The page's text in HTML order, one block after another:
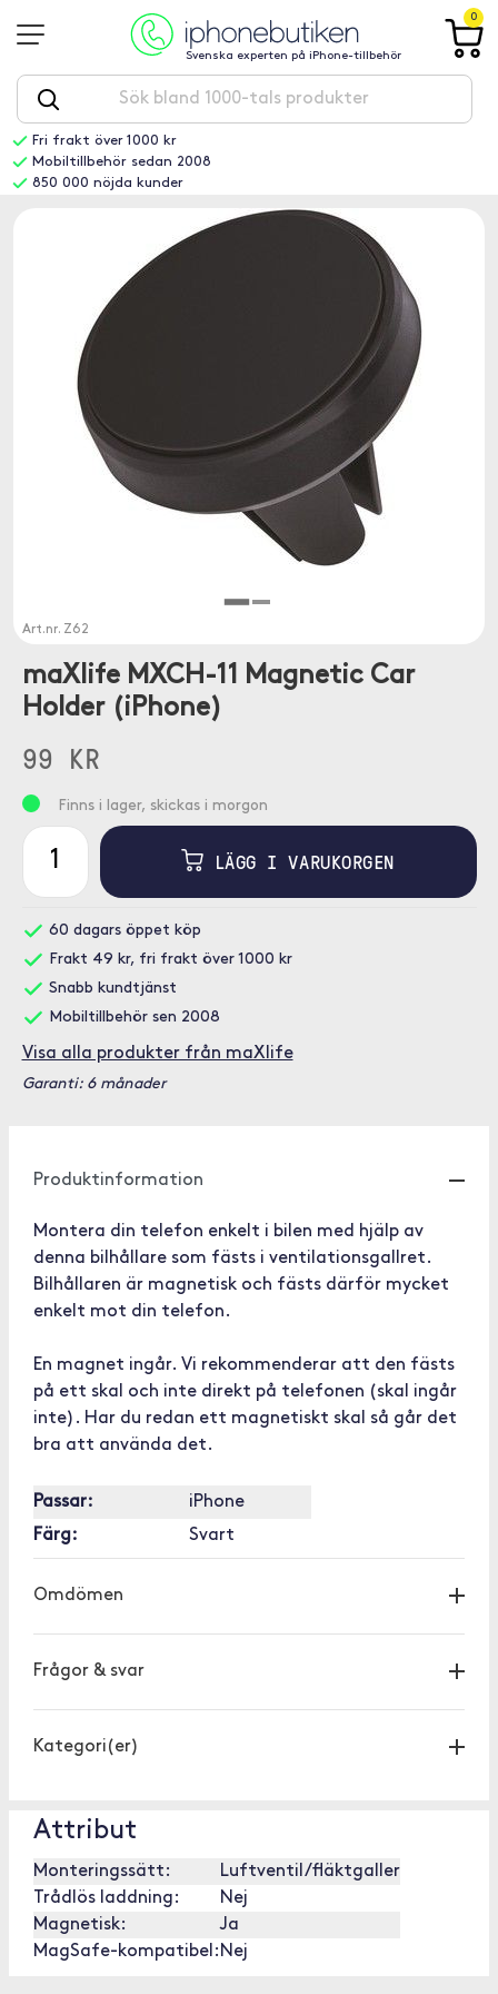
Svenska experten på iPhone-tillbehör
0
Fri frakt över 1000 kr
Mobiltillbehör sedan 2008
850 000 nöjda kunder
Art.nr. Z62
maXlife MXCH-11 Magnetic Car
Holder (iPhone)
99 KR
Finns i lager, skickas i morgon
LÄGG I VARUKORGEN
60 dagars öppet köp
Frakt 49 kr, fri frakt över 1000 kr
Snabb kundtjänst
Mobiltillbehör sen 2008
Visa alla produkter från maXlife
Garanti: 6 månader
Produktinformation
Montera din telefon enkelt i bilen med hjälp av
denna bilhållare som fästs i ventilationsgallret.
Bilhållaren är magnetisk och fästs därför mycket
enkelt mot din telefon.
En magnet ingår. Vi rekommenderar att den fästs
på ett skal och inte direkt på telefonen (skal ingår
inte). Har du redan ett magnetiskt skal så går det
bra att använda det.
Passar:
iPhone
Färg:
Svart
Omdömen
Frågor & svar
Kategori(er)
Attribut
Monteringssätt:
Luftventil/fläktgaller
Trådlös laddning:
Nej
Magnetisk:
Ja
MagSafe-kompatibel: Nej